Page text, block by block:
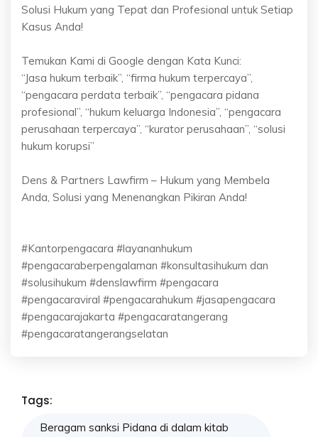
Solusi Hukum yang Tepat dan Profesional untuk Setiap
Kasus Anda!
Temukan Kami di Google dengan Kata Kunci:
“Jasa hukum terbaik”, “firma hukum terpercaya”,
“pengacara perdata terbaik”, “pengacara pidana
profesional”, “hukum keluarga Indonesia”, “pengacara
perusahaan terpercaya”, “kurator perusahaan”, “solusi
hukum korupsi”
Dens & Partners Lawfirm – Hukum yang Membela
Anda, Solusi yang Menenangkan Pikiran Anda!
#Kantorpengacara #layananhukum
#pengacaraberpengalaman #konsultasihukum dan
#solusihukum #denslawfirm #pengacara
#pengacaraviral #pengacarahukum #jasapengacara
#pengacarajakarta #pengacaratangerang
#pengacaratangerangselatan
Tags:
Beragam sanksi Pidana di dalam kitab